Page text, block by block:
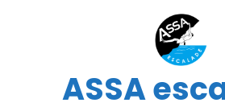
ASSA